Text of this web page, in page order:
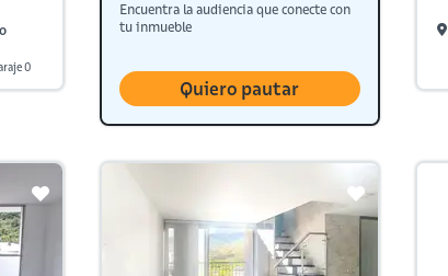
0
Encuentra la audiencia que conecte con
tu inmueble
Quiero pautar